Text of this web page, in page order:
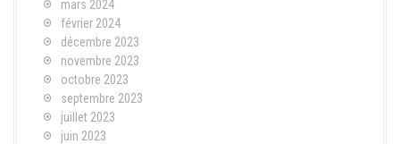
mars 2024
février 2024
décembre 2023
novembre 2023
octobre 2023
septembre 2023
juillet 2023
juin 2023